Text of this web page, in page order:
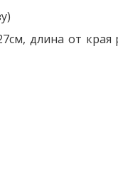
длина от края